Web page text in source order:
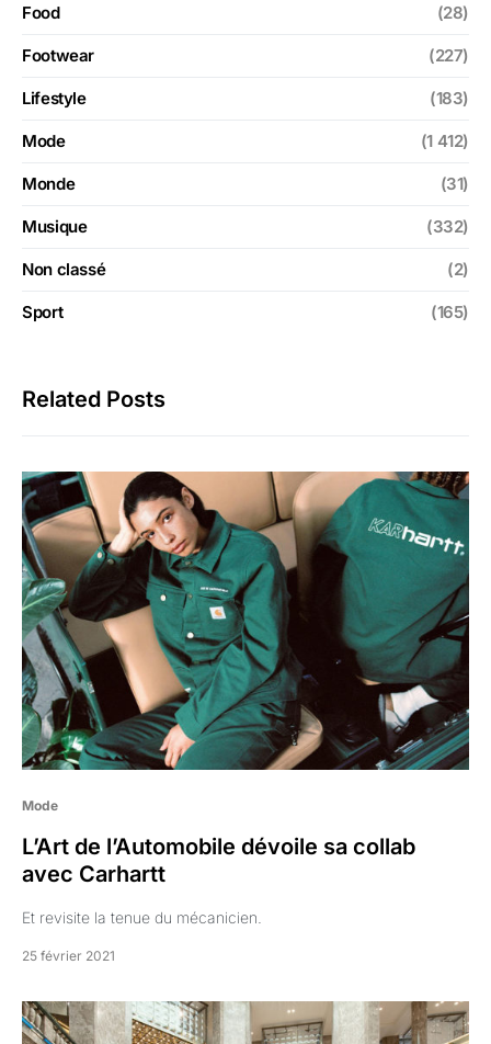
Food (28)
Footwear (227)
Lifestyle (183)
Mode (1 412)
Monde (31)
Musique (332)
Non classé (2)
Sport (165)
Related Posts
Mode
L’Art de l’Automobile dévoile sa collab
avec Carhartt
Et revisite la tenue du mécanicien.
25 février 2021